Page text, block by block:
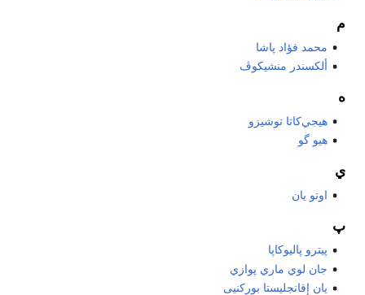
م
محمد فؤاد پاشا
ألكسندر منشيكوڤ
ه
هيجي‌كاتا توشيزو
هيو گو
ي
اوتو يان
پ
پيترو پاليوكاپا
جان لوي ماري پوازي
يان إفانجليستا بوركنيى